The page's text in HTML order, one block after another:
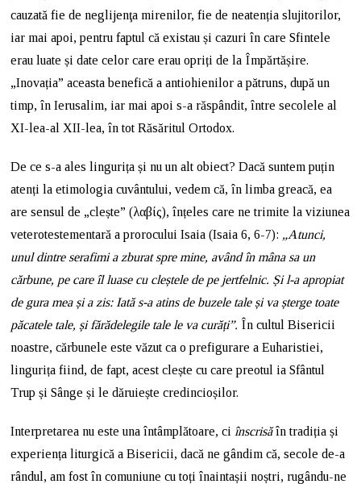
cauzată fie de neglijenţa mirenilor, fie de neatenția slujitorilor,
iar mai apoi, pentru faptul că existau și cazuri în care Sfintele
erau luate și date celor care erau opriți de la Împărtășire.
„Inovația” aceasta benefică a antiohienilor a pătruns, după un
timp, în Ierusalim, iar mai apoi s-a răspândit, între secolele al
XI-lea-al XII-lea, în tot Răsăritul Ortodox.
De ce s-a ales lingurița și nu un alt obiect? Dacă suntem puțin
atenți la etimologia cuvântului, vedem că, în limba greacă, ea
are sensul de „clește” (λαβίς), înțeles care ne trimite la viziunea
veterotestementară a prorocului Isaia (Isaia 6, 6-7): „Atunci,
unul dintre serafimi a zburat spre mine, având în mâna sa un
cărbune, pe care îl luase cu cleștele de pe jertfelnic. Și l-a apropiat
de gura mea și a zis: Iată s-a atins de buzele tale și va șterge toate
păcatele tale, și fărădelegile tale le va curăți”. În cultul Bisericii
noastre, cărbunele este văzut ca o prefigurare a Euharistiei,
lingurița fiind, de fapt, acest clește cu care preotul ia Sfântul
Trup și Sânge și le dăruiește credincioșilor.
Interpretarea nu este una întâmplătoare, ci înscrisăîn tradiția și
experiența liturgică a Bisericii, dacă ne gândim că, secole de-a
rândul, am fost în comuniune cu toți înaintașii noștri, rugându-ne